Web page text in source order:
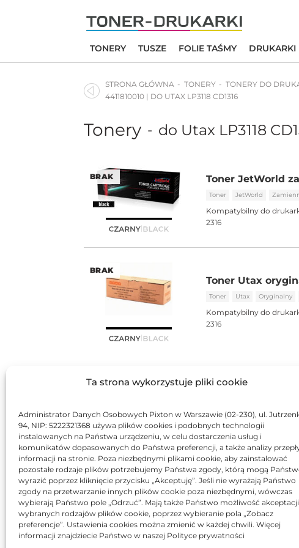
Ta strona wykorzystuje pliki cookie
Administrator Danych Osobowych Pixton w Warszawie (02-230), ul.
94, NIP: 5222321368 używa plików cookies i podobnych technologii
instalowanych na Państwa urządzeniu, w celu dostarczenia usług i
komunikatów dopasowanych do Państwa preferencji, a także analizy
informacji na stronie. Poza niezbędnymi plikami cookie, aby zainstalować
pozostałe rodzaje plików potrzebujemy Państwa zgody, którą mogą
wyrazić poprzez kliknięcie przycisku „Akceptuję”. Jeśli nie wyrażają Państwo
zgody na przetwarzanie innych plików cookie poza niezbędnymi, wówczas
wybierają Państwo pole „Odrzuć”. Mają także Państwo możliwość akceptacji
wybranych rodzajów plików cookie, poprzez wybieranie pola „Zobacz
preferencje”. Ustawienia cookies można zmienić w każdej chwili. Więcej
informacji znajdziecie Państwo w naszej Polityce prywatności
TONERY TUSZE FOLIE TAŚMY DRUKARKI
STRONA GŁÓWNA TONERY
TONERY DO
4411810010 | DO UTAX LP3118 CD1316
Tonery - do Utax LP3118
BRAK Toner JetWorld
Toner JetWorld
Kompatybilny do
2316
BRAK
Toner Utax
Toner Utax Oryginalny
Kompatybilny do
2316